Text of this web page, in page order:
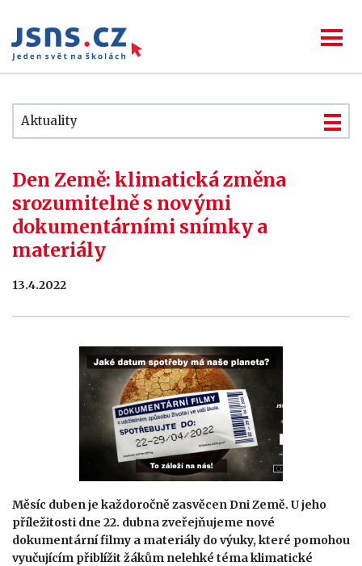
Aktuality
Den Země: klimatická změna
srozumitelně s novými
dokumentárními snímky a
materiály
13.4.2022
Měsíc duben je každoročně zasvěcen Dni Země. U jeho
příležitosti dne 22. dubna zveřejňujeme nové
dokumentární filmy a materiály do výuky, které pomohou
vyučujícím přiblížit žákům nelehké téma klimatické